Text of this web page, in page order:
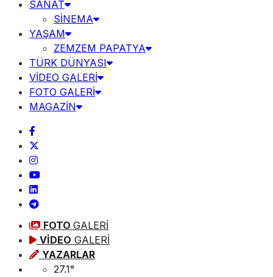
SANAT
SİNEMA
YAŞAM
ZEMZEM PAPATYA
TÜRK DÜNYASI
VİDEO GALERİ
FOTO GALERİ
MAGAZİN
FOTO GALERİ
VİDEO GALERİ
YAZARLAR
27.1°